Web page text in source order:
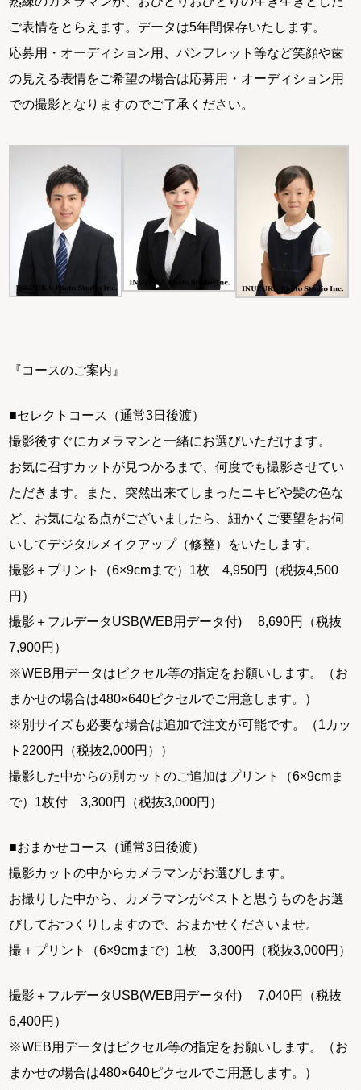
ご表情をとらえます。データは5年間保存いたします。
応募用・オーディション用、パンフレット等など笑顔や歯
の見える表情をご希望の場合は応募用・オーディション用
での撮影となりますのでご了承ください。
『コースのご案内』
■セレクトコース（通常3日後渡）
撮影後すぐにカメラマンと一緒にお選びいただけます。
お気に召すカットが見つかるまで、何度でも撮影させてい
ただきます。また、突然出来てしまったニキビや髪の色な
ど、お気になる点がございましたら、細かくご要望をお伺
いしてデジタルメイクアップ（修整）をいたします。
撮影＋プリント（6×9cmまで）1枚 4,950円（税抜4,500
円）
撮影＋フルデータUSB(WEB用データ付) 8,690円（税抜
7,900円）
※WEB用データはピクセル等の指定をお願いします。（お
まかせの場合は480×640ピクセルでご用意します。）
※別サイズも必要な場合は追加で注文が可能です。（1カッ
ト2200円（税抜2,000円））
撮影した中からの別カットのご追加はプリント（6×9cmま
で）1枚付 3,300円（税抜3,000円）
■おまかせコース（通常3日後渡）
撮影カットの中からカメラマンがお選びします。
お撮りした中から、カメラマンがベストと思うものをお選
びしておつくりしますので、おまかせくださいませ。
撮＋プリント（6×9cmまで）1枚 3,300円（税抜3,000円）
撮影＋フルデータUSB(WEB用データ付) 7,040円（税抜
6,400円）
※WEB用データはピクセル等の指定をお願いします。（お
まかせの場合は480×640ピクセルでご用意します。）